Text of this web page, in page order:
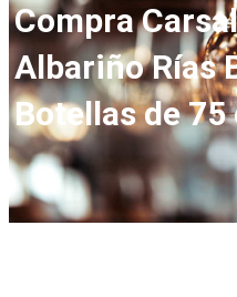
Compra
Albariño Rías
Botellas de 75